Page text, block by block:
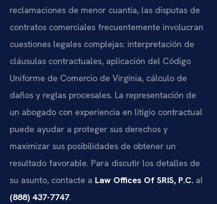
reclamaciones de menor cuantía, las disputas de
contratos comerciales frecuentemente involucran
cuestiones legales complejas: interpretación de
cláusulas contractuales, aplicación del Código
Uniforme de Comercio de Virginia, cálculo de
daños y reglas procesales. La representación de
un abogado con experiencia en litigio contractual
puede ayudar a proteger sus derechos y
maximizar sus posibilidades de obtener un
resultado favorable. Para discutir los detalles de
su asunto, contacte a Law Offices Of SRIS, P.C. al
(888) 437-7747.